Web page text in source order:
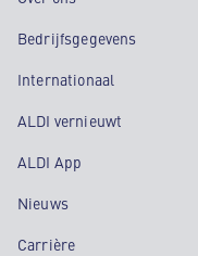
Bedrijfsgegevens
Internationaal
ALDI vernieuwt
ALDI App
Nieuws
Carrière